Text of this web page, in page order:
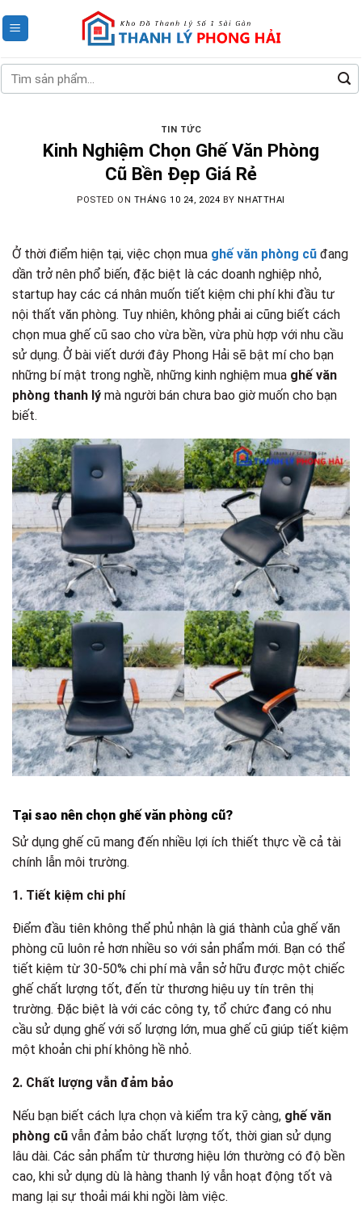
to
Tìm
kiếm:
TIN TỨC
Kinh Nghiệm Chọn Ghế Văn Phòng
Cũ Bền Đẹp Giá Rẻ
POSTED ON THÁNG 10 24, 2024 BYNHATTHAI
Ở thời điểm hiện tại, việc chọn mua ghế văn phòng cũ đang
dần trở nên phổ biến, đặc biệt là các doanh nghiệp nhỏ,
startup hay các cá nhân muốn tiết kiệm chi phí khi đầu tư
nội thất văn phòng. Tuy nhiên, không phải ai cũng biết cách
chọn mua ghế cũ sao cho vừa bền, vừa phù hợp với nhu cầu
sử dụng. Ở bài viết dưới đây Phong Hải sẽ bật mí cho bạn
những bí mật trong nghề, những kinh nghiệm mua ghế văn
phòng thanh lý mà người bán chưa bao giờ muốn cho bạn
biết.
Tại sao nên chọn ghế văn phòng cũ?
Sử dụng ghế cũ mang đến nhiều lợi ích thiết thực về cả tài
chính lẫn môi trường.
1. Tiết kiệm chi phí
Điểm đầu tiên không thể phủ nhận là giá thành của ghế văn
phòng cũ luôn rẻ hơn nhiều so với sản phẩm mới. Bạn có thể
tiết kiệm từ 30-50% chi phí mà vẫn sở hữu được một chiếc
ghế chất lượng tốt, đến từ thương hiệu uy tín trên thị
trường. Đặc biệt là với các công ty, tổ chức đang có nhu
cầu sử dụng ghế với số lượng lớn, mua ghế cũ giúp tiết kiệm
một khoản chi phí không hề nhỏ.
2. Chất lượng vẫn đảm bảo
Nếu bạn biết cách lựa chọn và kiểm tra kỹ càng, ghế văn
phòng cũ vẫn đảm bảo chất lượng tốt, thời gian sử dụng
lâu dài. Các sản phẩm từ thương hiệu lớn thường có độ bền
cao, khi sử dụng dù là hàng thanh lý vẫn hoạt động tốt và
mang lại sự thoải mái khi ngồi làm việc.